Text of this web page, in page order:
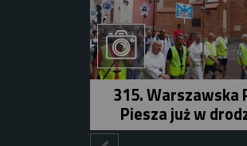
315. Warszawska
Piesza już w